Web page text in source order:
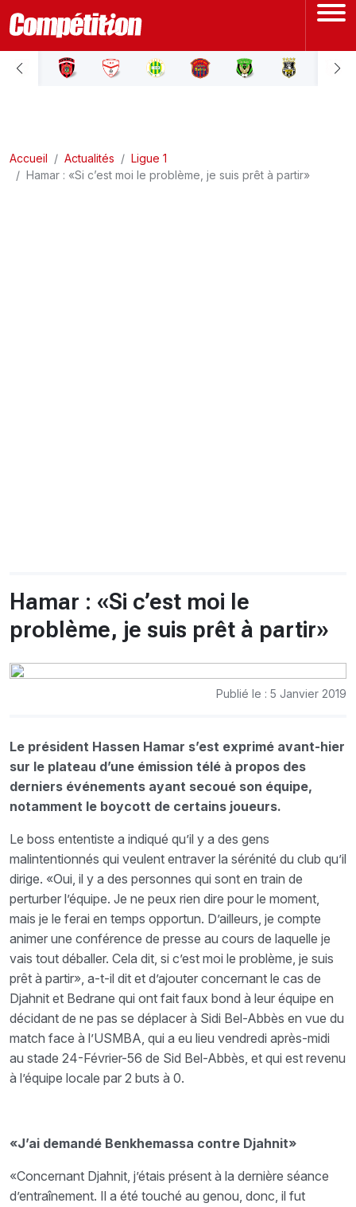
ACCUEIL
LIGUE 2
Accueil Actualités
Ligue 1
Hamar : «Si c’est moi le problème, je suis prêt à partir»
Hamar : «Si c’est moi le
problème, je suis prêt à partir»
Publié le : 5 Janvier 2019
Le président Hassen Hamar s’est exprimé avant-hier
sur le plateau d’une émission télé à propos des
derniers événements ayant secoué son équipe,
notamment le boycott de certains joueurs.
Le boss ententiste a indiqué qu’il y a des gens
malintentionnés qui veulent entraver la sérénité du club qu’il
dirige. «Oui, il y a des personnes qui sont en train de
perturber l’équipe. Je ne peux rien dire pour le moment,
mais je le ferai en temps opportun. D’ailleurs, je compte
animer une conférence de presse au cours de laquelle je
vais tout déballer. Cela dit, si c’est moi le problème, je suis
prêt à partir», a-t-il dit et d’ajouter concernant le cas de
Djahnit et Bedrane qui ont fait faux bond à leur équipe en
décidant de ne pas se déplacer à Sidi Bel-Abbès en vue du
match face à l’USMBA, qui a eu lieu vendredi après-midi
au stade 24-Février-56 de Sid Bel-Abbès, et qui est revenu
à l’équipe locale par 2 buts à 0.
«J’ai demandé Benkhemassa contre Djahnit»
«Concernant Djahnit, j’étais présent à la dernière séance
d’entraînement. Il a été touché au genou, donc, il fut